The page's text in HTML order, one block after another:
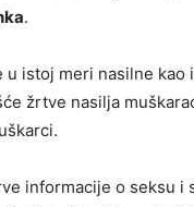
.
istoj meri nasilne kao
žrtve nasilja
informacije o seksu i